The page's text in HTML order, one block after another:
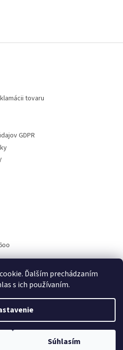
Ďalším prechádzaním
s ich používaním.
Súhlasím
tovaru
GDPR
práva vyhradené.Upraviť nastavenie